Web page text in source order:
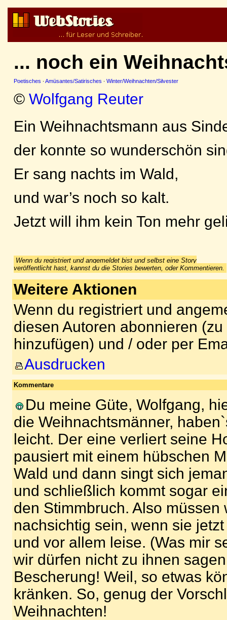
... noch ein
Poetisches · Amüsantes/Satirisches · Winter/Weihnachten/Silvester
© Wolfgang Reuter
Ein Weihnachtsmann aus
der konnte so wunderschön
Er sang nachts im Wald,
und war’s noch so kalt.
Jetzt will ihm kein Ton mehr
Wenn du registriert und angemeldet bist und selbst eine Story
veröffentlicht hast, kannst du die Stories bewerten, oder Kommentieren.
Weitere Aktionen
Wenn du registriert und
diesen Autoren abonnieren
hinzufügen) und / oder per
Ausdrucken
Kommentare
Du meine Güte, Wolfgang,
die Weihnachtsmänner,
leicht. Der eine verliert seine
pausiert mit einem hübschen
Wald und dann singt sich
und schließlich kommt sogar
den Stimmbruch. Also müssen
nachsichtig sein, wenn sie
und vor allem leise. (Was mir
wir dürfen nicht zu ihnen
Bescherung! Weil, so etwas
kränken. So, genug der
Weihnachten!